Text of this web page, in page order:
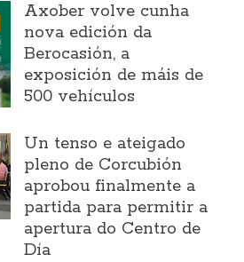
Axober volve cunha
nova edición da
Berocasión, a
exposición de máis de
500 vehículos
Un tenso e ateigado
pleno de Corcubión
aprobou finalmente a
partida para permitir a
apertura do Centro de
Día